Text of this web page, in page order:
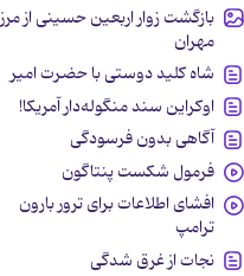
بازگشت زوار اربعین حسینی از مرز
مهران
شاه کلید دوستی با حضرت امیر
اوکراین سند منگوله‌دار آمریکا!
آگاهی بدون فرسودگی
فرمول شکست پنتاگون
افشای اطلاعات برای ترور بارون
ترامپ
نجات از غرق شدگی